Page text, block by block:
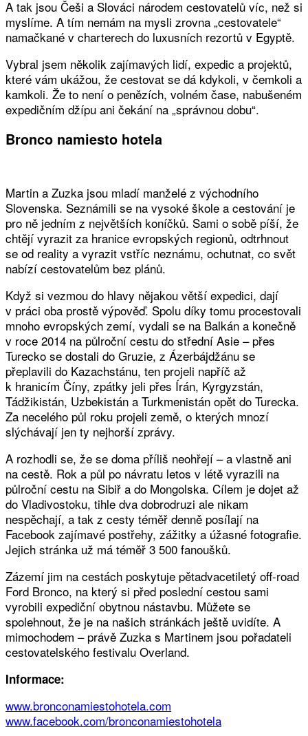
A tak jsou Češi a Slováci národem cestovatelů víc, než si
myslíme. A tím nemám na mysli zrovna „cestovatele“
namačkané v charterech do luxusních rezortů v Egyptě.
Vybral jsem několik zajímavých lidí, expedic a projektů,
které vám ukážou, že cestovat se dá kdykoli, v čemkoli a
kamkoli. Že to není o penězích, volném čase, nabušeném
expedičním džípu ani čekání na „správnou dobu“.
Bronco namiesto hotela
Martin a Zuzka jsou mladí manželé z východního
Slovenska. Seznámili se na vysoké škole a cestování je
pro ně jedním z největších koníčků. Sami o sobě píší, že
chtějí vyrazit za hranice evropských regionů, odtrhnout
se od reality a vyrazit vstříc neznámu, ochutnat, co svět
nabízí cestovatelům bez plánů.
Když si vezmou do hlavy nějakou větší expedici, dají
v práci oba prostě výpověď. Spolu díky tomu procestovali
mnoho evropských zemí, vydali se na Balkán a konečně
v roce 2014 na půlroční cestu do střední Asie – přes
Turecko se dostali do Gruzie, z Ázerbájdžánu se
přeplavili do Kazachstánu, ten projeli napříč až
k hranicím Číny, zpátky jeli přes Írán, Kyrgyzstán,
Tádžikistán, Uzbekistán a Turkmenistán opět do Turecka.
Za necelého půl roku projeli země, o kterých mnozí
slýchávají jen ty nejhorší zprávy.
A rozhodli se, že se doma příliš neohřejí – a vlastně ani
na cestě. Rok a půl po návratu letos v létě vyrazili na
půlroční cestu na Sibiř a do Mongolska. Cílem je dojet až
do Vladivostoku, tihle dva dobrodruzi ale nikam
nespěchají, a tak z cesty téměř denně posílají na
Facebook zajímavé postřehy, zážitky a úžasné fotografie.
Jejich stránka už má téměř 3 500 fanoušků.
Zázemí jim na cestách poskytuje pětadvacetiletý off-road
Ford Bronco, na který si před poslední cestou sami
vyrobili expediční obytnou nástavbu. Můžete se
spolehnout, že je na našich stránkách ještě uvidíte. A
mimochodem – právě Zuzka s Martinem jsou pořadateli
cestovatelského festivalu Overland.
Informace:
www.bronconamiestohotela.com
www.facebook.com/bronconamiestohotela